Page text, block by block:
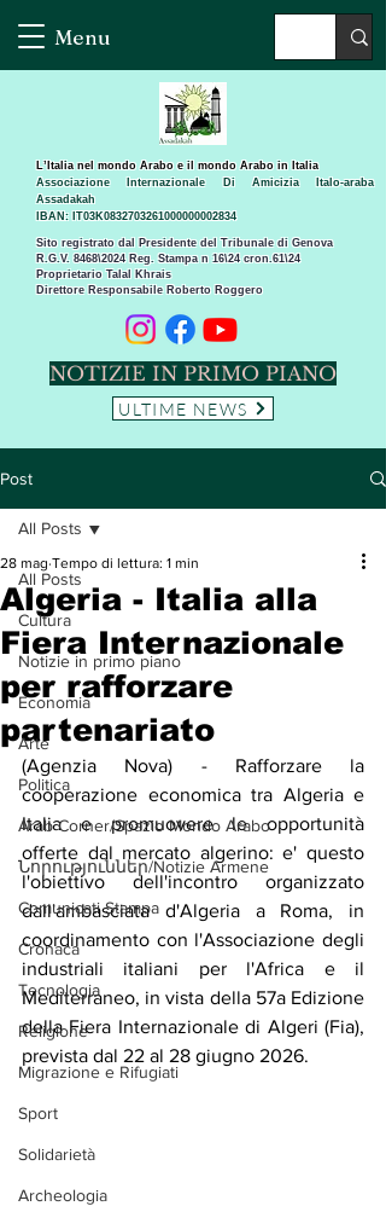
Menu
Sito registrato dal Presidente del Tribunale di Genova
R.G.V. 8468\2024 Reg. Stampa n 16\24 cron.61\24 ​
Proprietario Talal Khrais
Direttore Responsabile Roberto Roggero
L’Italia nel mondo Arabo e il mondo Arabo in Italia
Associazione Internazionale Di Amicizia Italo-araba
Assadakah
IBAN: IT03K0832703261000000002834
NOTIZIE IN PRIMO PIANO
ULTIME NEWS
Post
All Posts
Cultura
Notizie in primo piano
Economia
Arte
Politica
Arab Corner/Spazio Mondo Arabo
Նորություններ/Notizie Armene
Comunicati Stampa
Cronaca
Tecnologia
Religione
Migrazione e Rifugiati
Sport
Solidarietà
Archeologia
All Posts
Algeria - Italia alla
Fiera Internazionale
per rafforzare
partenariato
28 mag Tempo di lettura: 1 min
(Agenzia Nova) - Rafforzare la
cooperazione economica tra Algeria e
Italia e promuovere le opportunità
offerte dal mercato algerino: e' questo
l'obiettivo dell'incontro organizzato
dall'ambasciata d'Algeria a Roma, in
coordinamento con l'Associazione degli
industriali italiani per l'Africa e il
della Fiera Internazionale di Algeri (Fia),
prevista dal 22 al 28 giugno 2026.